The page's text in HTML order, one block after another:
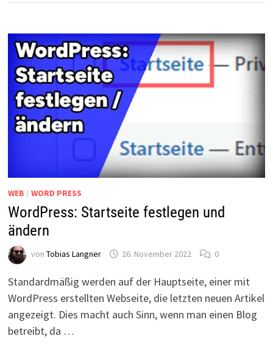
WEB / WORD PRESS
WordPress: Startseite festlegen und
ändern
von Tobias Langner 26. November 2022 0
Standardmäßig werden auf der Hauptseite, einer mit
WordPress erstellten Webseite, die letzten neuen Artikel
angezeigt. Dies macht auch Sinn, wenn man einen Blog
betreibt, da …